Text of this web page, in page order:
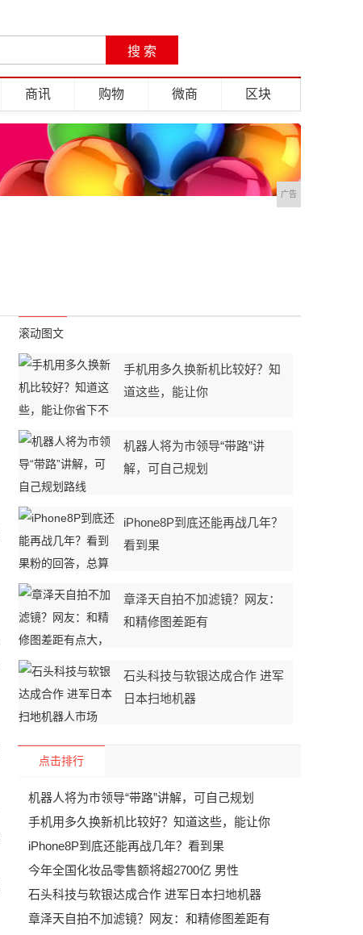
商讯 购物 微商 区块
广告
滚动图文
手机用多久换新机比较好？知
道这些，能让你
机器人将为市领导“带路”讲
解，可自己规划
iPhone8P到底还能再战几年？
看到果
章泽天自拍不加滤镜？网友：
和精修图差距有
石头科技与软银达成合作 进军
日本扫地机器
点击排行
机器人将为市领导“带路”讲解，可自己规划
手机用多久换新机比较好？知道这些，能让你
iPhone8P到底还能再战几年？看到果
今年全国化妆品零售额将超2700亿 男性
石头科技与软银达成合作 进军日本扫地机器
章泽天自拍不加滤镜？网友：和精修图差距有